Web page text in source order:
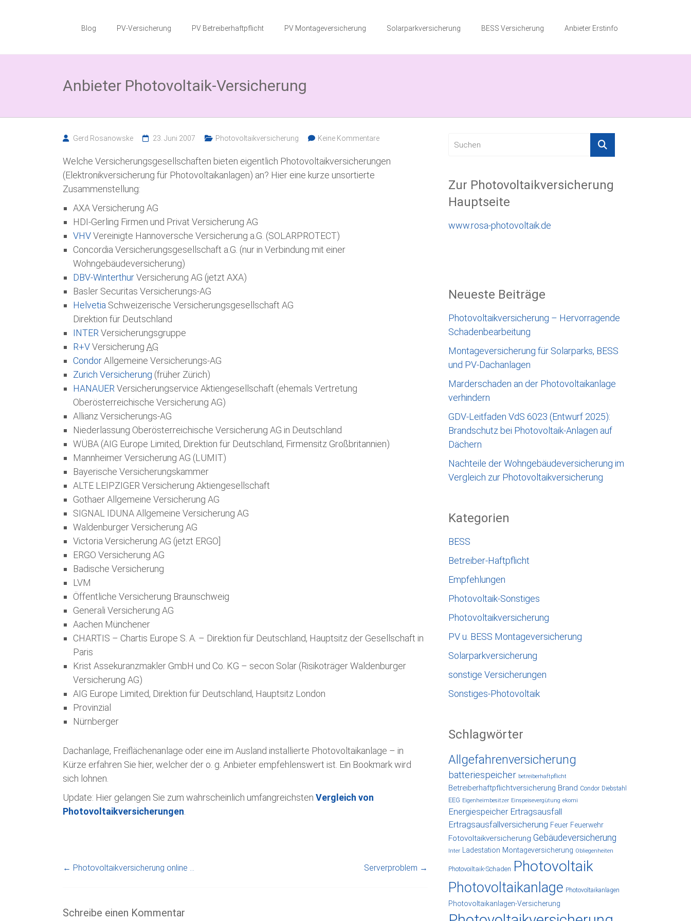
Photovoltaik
Thema
Photovoltaikversicherung,
Blog PV-Versicherung PV Betreiberhaftpflicht PV Montageversicherung Solarparkversicherung BESS Versicherung Anbieter Erstinfo
Anbieter Photovoltaik-Versicherung
Gerd Rosanowske 23. Juni 2007 Photovoltaikversicherung Keine Kommentare
Welche Versicherungsgesellschaften bieten eigentlich Photovoltaikversicherungen
(Elektronikversicherung für Photovoltaikanlagen) an? Hier eine kurze unsortierte
Zusammenstellung:
AXA Versicherung AG
HDI-Gerling Firmen und Privat Versicherung AG
VHVVereinigte Hannoversche Versicherung a.G. (SOLARPROTECT)
Concordia Versicherungsgesellschaft a.G. (nur in Verbindung mit einer
Wohngebäudeversicherung)
DBV-WinterthurVersicherung AG (jetzt AXA)
Basler Securitas Versicherungs-AG
Helvetia Schweizerische Versicherungsgesellschaft AG
Direktion für Deutschland
INTER Versicherungsgruppe
R+VVersicherung AG
CondorAllgemeine Versicherungs-AG
Zurich Versicherung (früher Zürich)
HANAUER Versicherungservice Aktiengesellschaft (ehemals Vertretung
Oberösterreichische Versicherung AG)
Allianz Versicherungs-AG
Niederlassung Oberösterreichische Versicherung AG in Deutschland
WÜBA (AIG Europe Limited, Direktion für Deutschland, Firmensitz Großbritannien)
Mannheimer Versicherung AG (LUMIT)
Bayerische Versicherungskammer
ALTE LEIPZIGER Versicherung Aktiengesellschaft
Gothaer Allgemeine Versicherung AG
SIGNAL IDUNA Allgemeine Versicherung AG
Waldenburger Versicherung AG
Victoria Versicherung AG (jetzt ERGO]
ERGO Versicherung AG
Badische Versicherung
LVM
Öffentliche Versicherung Braunschweig
Generali Versicherung AG
Aachen Münchener
CHARTIS – Chartis Europe S. A. – Direktion für Deutschland, Hauptsitz der Gesellschaft in
Paris
Krist Assekuranzmakler GmbH und Co. KG – secon Solar (Risikoträger Waldenburger
Versicherung AG)
AIG Europe Limited, Direktion für Deutschland, Hauptsitz London
Provinzial
Nürnberger
Dachanlage, Freiflächenanlage oder eine im Ausland installierte Photovoltaikanlage – in
Kürze erfahren Sie hier, welcher der o. g. Anbieter empfehlenswert ist. Ein Bookmark wird
sich lohnen.
Update: Hier gelangen Sie zum wahrscheinlich umfangreichsten Vergleich von
Photovoltaikversicherungen
← Photovoltaikversicherung online … Serverproblem →
Schreibe einen Kommentar
Zur Photovoltaikversicherung
Hauptseite
www.rosa-photovoltaik.de
Neueste Beiträge
Photovoltaikversicherung – Hervorragende
Schadenbearbeitung
Montageversicherung für Solarparks, BESS
und PV-Dachanlagen
Marderschaden an der Photovoltaikanlage
verhindern
GDV-Leitfaden VdS 6023 (Entwurf 2025):
Brandschutz bei Photovoltaik-Anlagen auf
Dächern
Nachteile der Wohngebäudeversicherung im
Vergleich zur Photovoltaikversicherung
Kategorien
BESS
Betreiber-Haftpflicht
Empfehlungen
Photovoltaik-Sonstiges
Photovoltaikversicherung
PV u. BESS Montageversicherung
Solarparkversicherung
sonstige Versicherungen
Sonstiges-Photovoltaik
Schlagwörter
Allgefahrenversicherung
batteriespeicher betreiberhaftpflicht
Betreiberhaftpflichtversicherung Brand Condor Diebstahl
EEG Eigenheimbesitzer Einspeisevergütung ekomi
Energiespeicher Ertragsausfall
Ertragsausfallversicherung Feuer Feuerwehr
Fotovoltaikversicherung Gebäudeversicherung
Inter Ladestation Montageversicherung Obliegenheiten
Photovoiltaik-Schaden Photovoltaik
Photovoltaikanlage Photovoltaikanlagen
Photovoltaikanlagen-Versicherung